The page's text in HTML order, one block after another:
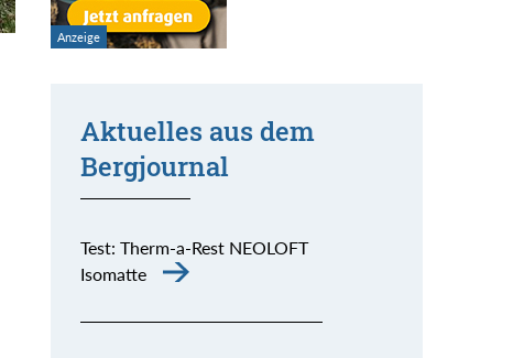
Aktuelles aus dem
Bergjournal
Test: Therm-a-Rest NEOLOFT
Isomatte